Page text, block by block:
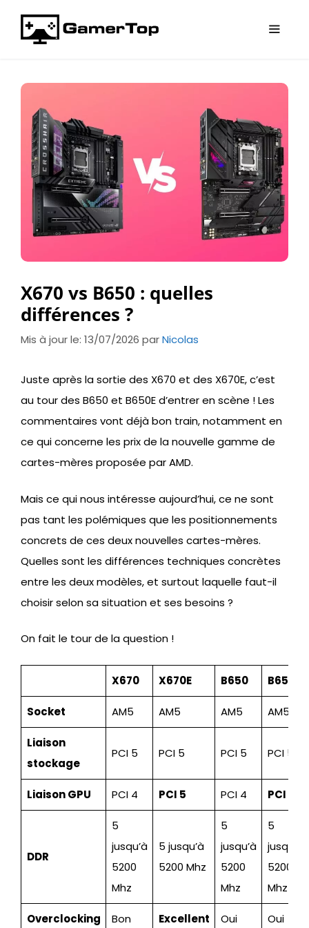
X670 vs B650 : quelles
différences ?
Mis à jour le: 13/07/2026 parNicolas
Juste après la sortie des X670 et des X670E, c’est
au tour des B650 et B650E d’entrer en scène ! Les
commentaires vont déjà bon train, notamment en
ce qui concerne les prix de la nouvelle gamme de
cartes-mères proposée par AMD.
Mais ce qui nous intéresse aujourd’hui, ce ne sont
pas tant les polémiques que les positionnements
concrets de ces deux nouvelles cartes-mères.
Quelles sont les différences techniques concrètes
entre les deux modèles, et surtout laquelle faut-il
choisir selon sa situation et ses besoins ?
On fait le tour de la question !
X670 X670E B650 B650E
Socket AM5 AM5 AM5 AM5
Liaison
stockage
PCI 5 PCI 5 PCI 5 PCI 5
Liaison GPU PCI 4 PCI 5 PCI 4 PCI 5
DDR
5
jusqu’à
5200
Mhz
5 jusqu’à
5200 Mhz
5
jusqu’à
5200
Mhz
5
jusqu’à
5200
Mhz
Overclocking Bon Excellent Oui Oui